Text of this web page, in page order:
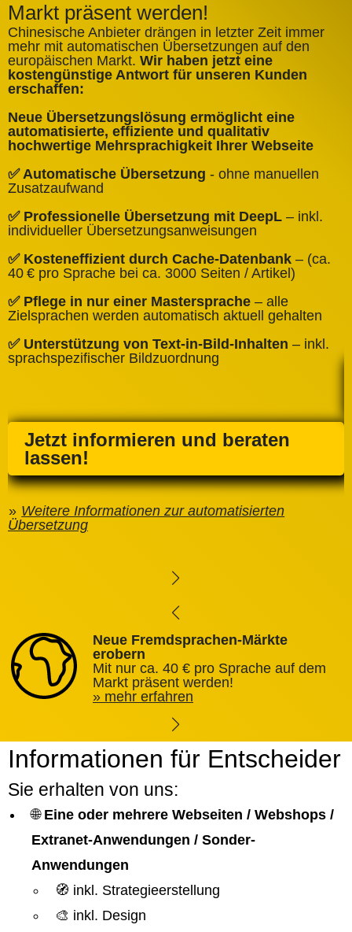
Markt präsent werden!
Chinesische Anbieter drängen in letzter Zeit immer
mehr mit automatischen Übersetzungen auf den
europäischen Markt. Wir haben jetzt eine
kostengünstige Antwort für unseren Kunden
erschaffen:
Neue Übersetzungslösung ermöglicht eine
automatisierte, effiziente und qualitativ
hochwertige Mehrsprachigkeit Ihrer Webseite
✅ Automatische Übersetzung - ohne manuellen
Zusatzaufwand
✅ Professionelle Übersetzung mit DeepL – inkl.
individueller Übersetzungsanweisungen
✅ Kosteneffizient durch Cache‑Datenbank – (ca.
40 € pro Sprache bei ca. 3000 Seiten / Artikel)
✅ Pflege in nur einer Mastersprache – alle
Zielsprachen werden automatisch aktuell gehalten
✅ Unterstützung von Text‑in‑Bild‑Inhalten – inkl.
sprachspezifischer Bildzuordnung
Jetzt informieren und beraten
lassen!
Weitere Informationen zur automatisierten
Übersetzung
Neue Fremdsprachen-Märkte
erobern
Mit nur ca. 40 € pro Sprache auf dem
Markt präsent werden!
mehr erfahren
Informationen für Entscheider
Sie erhalten von uns:
🌐 Eine oder mehrere Webseiten / Webshops /
Extranet-Anwendungen / Sonder-
Anwendungen
🧭 inkl. Strategieerstellung
🎨 inkl. Design